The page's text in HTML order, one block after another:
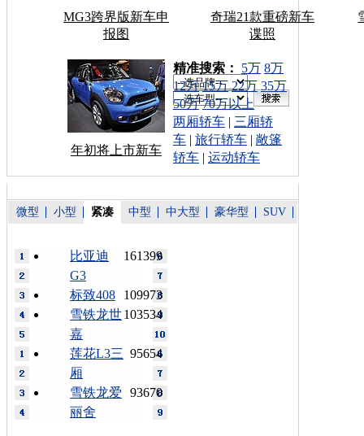
MG3跨界版新车申
报图
奇瑞21款重磅新车
谍照
年初将上市新车
车型搜索：
精准搜索： 5万 8万
12万 15万 22万 35万
50万 70万以上
两厢轿车 | 三厢轿
车 | 旅行轿车 | 敞篷
轿车 | 运动轿车
微型 小型 紧凑 中型 中大型 豪华型 SUV
161399
比亚迪
G3
109973
标致408
103534
雪铁龙世
嘉
95654
莲花L3三
厢
93670
雪铁龙爱
丽舍